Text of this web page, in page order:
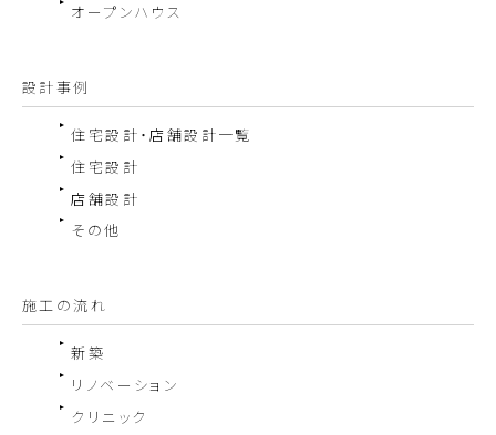
オープンハウス
設計事例
住宅設計・店舗設計一覧
住宅設計
店舗設計
その他
施工の流れ
新築
リノベーション
クリニック